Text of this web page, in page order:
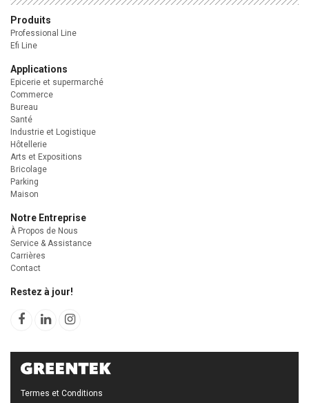
Produits
Professional Line
Efi Line
Applications
Epicerie et supermarché
Commerce
Bureau
Santé
Industrie et Logistique
Hôtellerie
Arts et Expositions
Bricolage
Parking
Maison
Notre Entreprise
À Propos de Nous
Service & Assistance
Carrières
Contact
Restez à jour!
Termes et Conditions